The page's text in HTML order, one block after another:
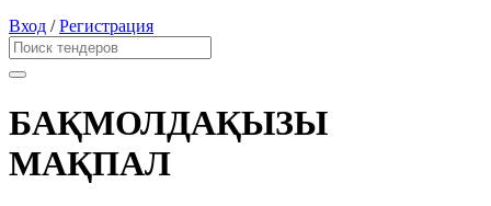
Вход /Регистрация
БАҚМОЛДАҚЫЗЫ
МАҚПАЛ